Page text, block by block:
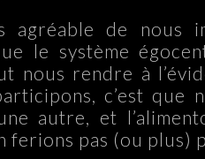
agréable de nous
le système
nous rendre à
c’est que
autre, et
ferions pas (ou plus)